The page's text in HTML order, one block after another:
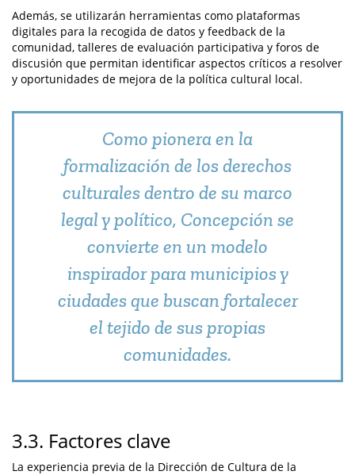
Además, se utilizarán herramientas como plataformas
digitales para la recogida de datos y feedback de la
comunidad, talleres de evaluación participativa y foros de
discusión que permitan identificar aspectos críticos a resolver
y oportunidades de mejora de la política cultural local.
Como pionera en la
formalización de los derechos
culturales dentro de su marco
legal y político, Concepción se
convierte en un modelo
inspirador para municipios y
ciudades que buscan fortalecer
el tejido de sus propias
comunidades.
3.3. Factores clave
La experiencia previa de la Dirección de Cultura de la